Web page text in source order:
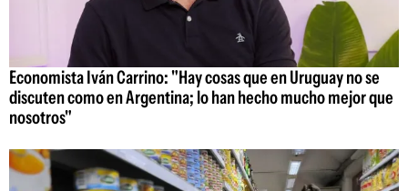
Economista Iván Carrino: "Hay cosas que en Uruguay no se
discuten como en Argentina; lo han hecho mucho mejor que
nosotros"